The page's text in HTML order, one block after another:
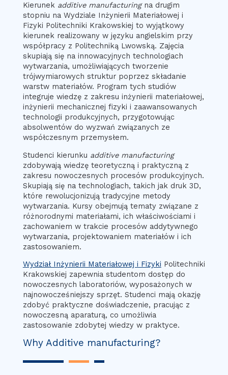
Kierunek additive manufacturingna drugim
stopniu na Wydziale Inżynierii Materiałowej i
Fizyki Politechniki Krakowskiej to wyjątkowy
kierunek realizowany w języku angielskim przy
współpracy z Politechniką Lwowską. Zajęcia
skupiają się na innowacyjnych technologiach
wytwarzania, umożliwiających tworzenie
trójwymiarowych struktur poprzez składanie
warstw materiałów. Program tych studiów
integruje wiedzę z zakresu inżynierii materiałowej,
inżynierii mechanicznej fizyki i zaawansowanych
technologii produkcyjnych, przygotowując
absolwentów do wyzwań związanych ze
współczesnym przemysłem.
Studenci kierunku additive manufacturing
zdobywają wiedzę teoretyczną i praktyczną z
zakresu nowoczesnych procesów produkcyjnych.
Skupiają się na technologiach, takich jak druk 3D,
które rewolucjonizują tradycyjne metody
wytwarzania. Kursy obejmują tematy związane z
różnorodnymi materiałami, ich właściwościami i
zachowaniem w trakcie procesów addytywnego
wytwarzania, projektowaniem materiałów i ich
zastosowaniem.
Wydział Inżynierii Materiałowej i Fizyki Politechniki
Krakowskiej zapewnia studentom dostęp do
nowoczesnych laboratoriów, wyposażonych w
najnowocześniejszy sprzęt. Studenci mają okazję
zdobyć praktyczne doświadczenie, pracując z
nowoczesną aparaturą, co umożliwia
zastosowanie zdobytej wiedzy w praktyce.
Why Additive manufacturing?